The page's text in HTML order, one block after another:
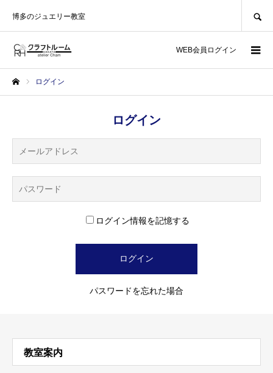
博多のジュエリー教室
WEB会員ログイン
ログイン
ログイン
ログイン情報を記憶する
パスワードを忘れた場合
教室案内